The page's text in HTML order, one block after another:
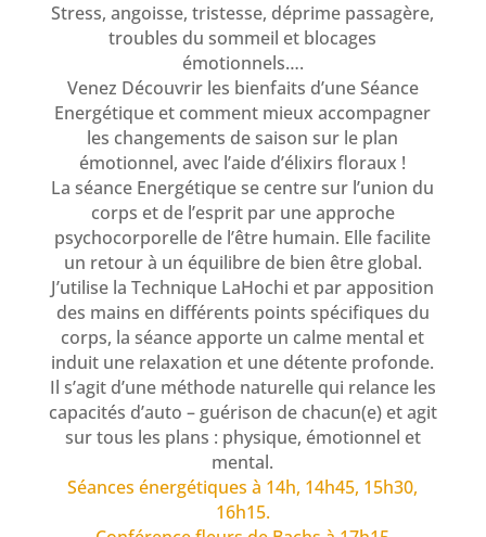
Stress, angoisse, tristesse, déprime passagère,
troubles du sommeil et blocages
émotionnels….
Venez Découvrir les bienfaits d’une Séance
Energétique et comment mieux accompagner
les changements de saison sur le plan
émotionnel, avec l’aide d’élixirs floraux !
La séance Energétique se centre sur l’union du
corps et de l’esprit par une approche
psychocorporelle de l’être humain. Elle facilite
un retour à un équilibre de bien être global.
J’utilise la Technique LaHochi et par apposition
des mains en différents points spécifiques du
corps, la séance apporte un calme mental et
induit une relaxation et une détente profonde.
Il s’agit d’une méthode naturelle qui relance les
capacités d’auto – guérison de chacun(e) et agit
sur tous les plans : physique, émotionnel et
mental.
Séances énergétiques à 14h, 14h45, 15h30,
16h15.